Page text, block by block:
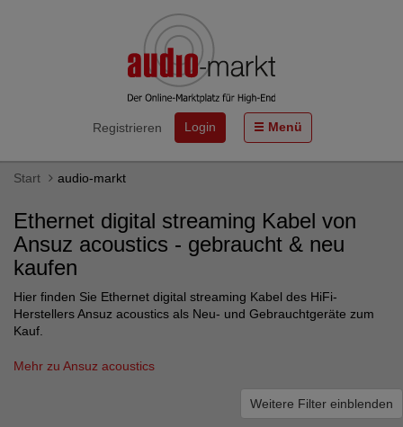
Registrieren Login Menü
Start audio-markt
Ethernet digital streaming Kabel von
Ansuz acoustics - gebraucht & neu
kaufen
Hier finden Sie Ethernet digital streaming Kabel des HiFi-
Herstellers Ansuz acoustics als Neu- und Gebrauchtgeräte zum
Kauf.
Mehr zu Ansuz acoustics
Weitere Filter einblenden